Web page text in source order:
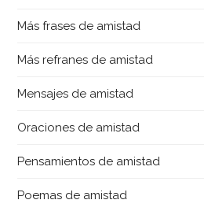
Más frases de amistad
Más refranes de amistad
Mensajes de amistad
Oraciones de amistad
Pensamientos de amistad
Poemas de amistad